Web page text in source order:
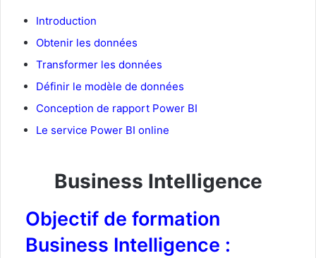
Introduction
Obtenir les données
Transformer les données
Définir le modèle de données
Conception de rapport Power BI
Le service Power BI online
Business Intelligence
Objectif de formation
Business Intelligence :